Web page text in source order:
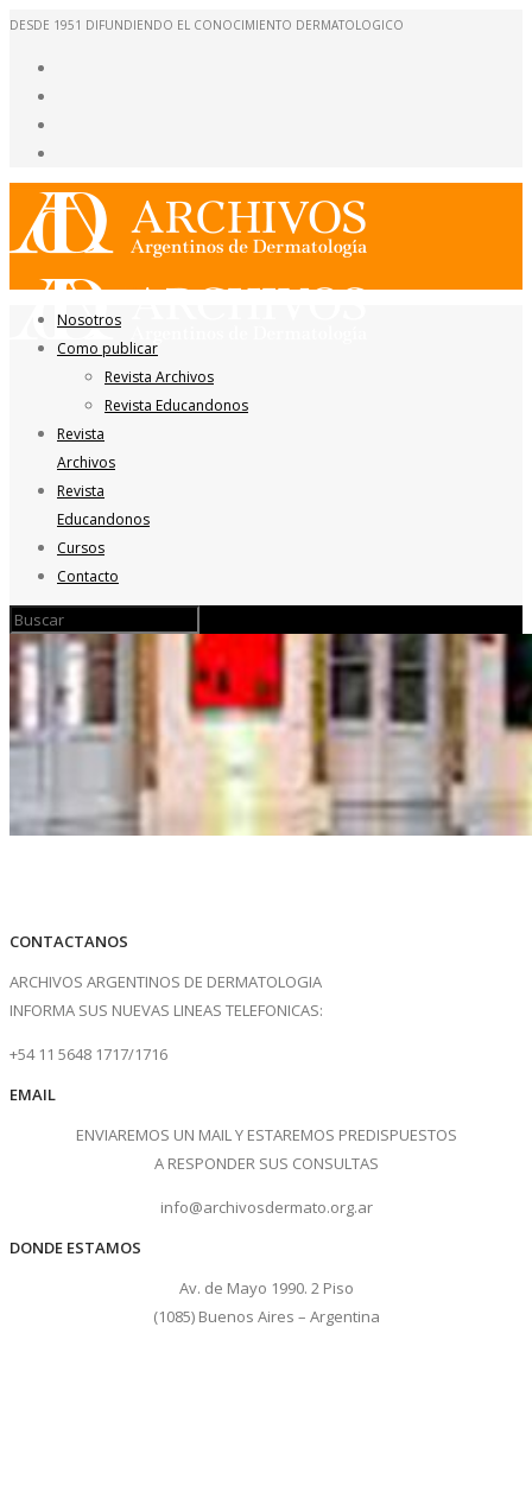
DESDE 1951 DIFUNDIENDO EL CONOCIMIENTO DERMATOLOGICO
Nosotros
Como publicar
Revista Archivos
Revista Educandonos
Revista
Archivos
Revista
Educandonos
Cursos
Contacto
CONTACTANOS
ARCHIVOS ARGENTINOS DE DERMATOLOGIA
INFORMA SUS NUEVAS LINEAS TELEFONICAS:
+54 11 5648 1717/1716
EMAIL
ENVIAREMOS UN MAIL Y ESTAREMOS PREDISPUESTOS
A RESPONDER SUS CONSULTAS
info@archivosdermato.org.ar
DONDE ESTAMOS
Av. de Mayo 1990. 2 Piso
(1085) Buenos Aires – Argentina